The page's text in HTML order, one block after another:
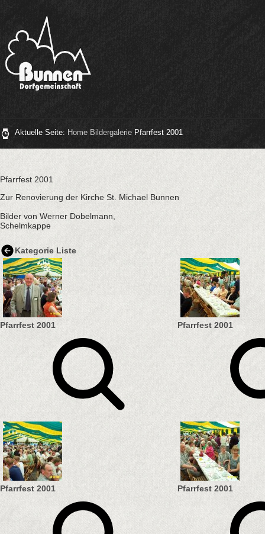
Aktuelle Seite: Home Bildergalerie Pfarrfest 2001
Pfarrfest 2001
Zur Renovierung der Kirche St. Michael Bunnen
Bilder von Werner Dobelmann,
Schelmkappe
Kategorie Liste
Pfarrfest 2001 Pfarrfest 2001
Pfarrfest 2001 Pfarrfest 2001